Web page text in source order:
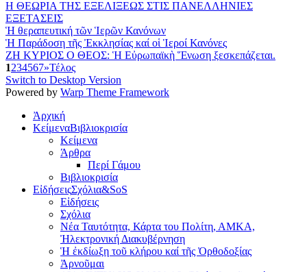
Η ΘΕΩΡΙΑ ΤΗΣ ΕΞΕΛΙΞΕΩΣ ΣΤΙΣ ΠΑΝΕΛΛΗΝΙΕΣ
ΕΞΕΤΑΣΕΙΣ
Ἡ θεραπευτική τῶν Ἱερῶν Κανόνων
Ἡ Παράδοση τῆς Ἐκκλησίας καί οἱ Ἱεροί Κανόνες
ΖΗ ΚΥΡΙΟΣ Ο ΘΕΟΣ: Ἡ Εὐρωπαϊκὴ Ἕνωση ξεσκεπάζεται.
1234567»Τέλος
Switch to Desktop Version
Powered by Warp Theme Framework
Ἀρχική
ΚείμεναΒιβλιοκρισία
Κείμενα
Άρθρα
Περί Γάμου
Βιβλιοκρισία
ΕἰδήσειςΣχόλια&SoS
Εἰδήσεις
Σχόλια
Νέα Ταυτότητα, Κάρτα του Πολίτη, ΑΜΚΑ,
Ἠλεκτρονική Διακυβέρνηση
Ἡ ἐκδίωξη τοῦ κλήρου καί τῆς Ὀρθοδοξίας
Ἀρνοῦμαι